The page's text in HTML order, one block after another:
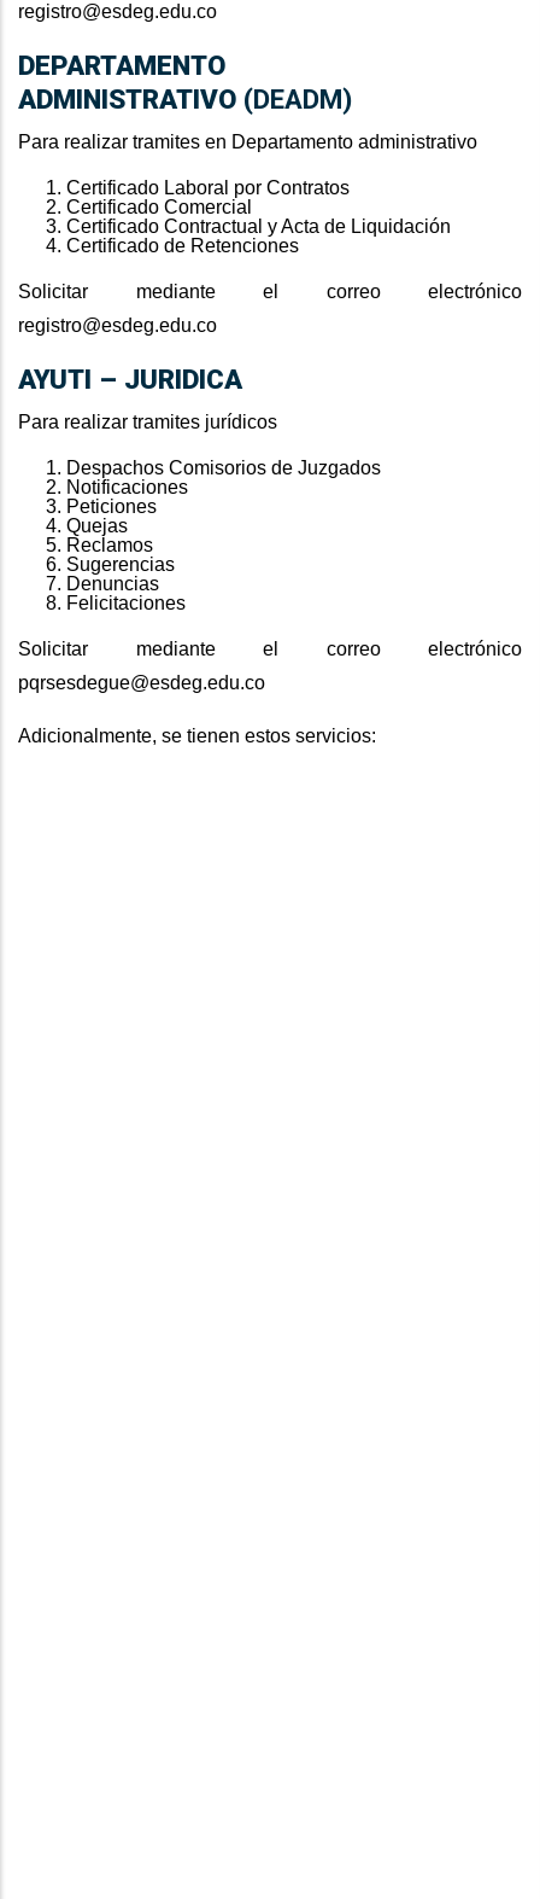
registro@esdeg.edu.co
DEPARTAMENTO
ADMINISTRATIVO (DEADM)
Para realizar tramites en Departamento administrativo
Certificado Laboral por Contratos
Certificado Comercial
Certificado Contractual y Acta de Liquidación
Certificado de Retenciones
Solicitar mediante el correo electrónico
registro@esdeg.edu.co
AYUTI – JURIDICA
Para realizar tramites jurídicos
Despachos Comisorios de Juzgados
Notificaciones
Peticiones
Quejas
Reclamos
Sugerencias
Denuncias
Felicitaciones
Solicitar mediante el correo electrónico
pqrsesdegue@esdeg.edu.co
Adicionalmente, se tienen estos servicios: